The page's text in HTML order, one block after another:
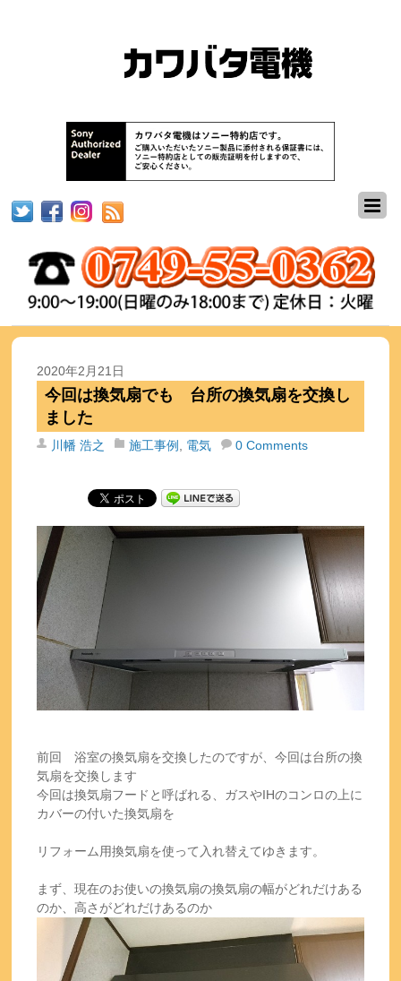
2020年2月21日
今回は換気扇でも 台所の換気扇を交換し
ました
川幡 浩之 施工事例 , 電気 0 Comments
前回 浴室の換気扇を交換したのですが、今回は台所の換
気扇を交換します
今回は換気扇フードと呼ばれる、ガスやIHのコンロの上に
カバーの付いた換気扇を
リフォーム用換気扇を使って入れ替えてゆきます。
まず、現在のお使いの換気扇の換気扇の幅がどれだけある
のか、高さがどれだけあるのか